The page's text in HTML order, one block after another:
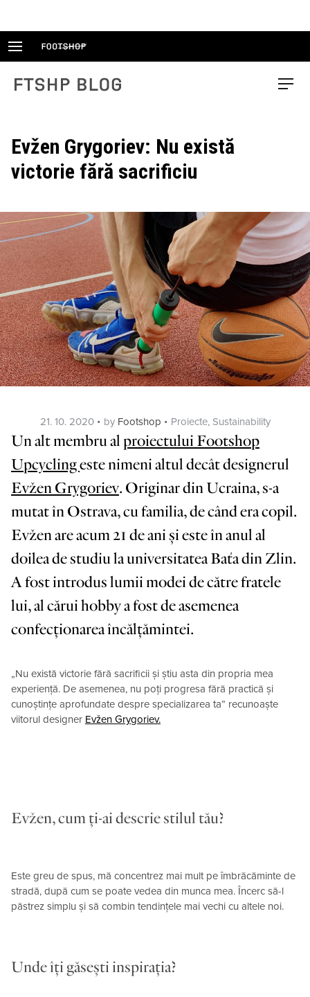
FTSHP blog Menu
Evžen Grygoriev: Nu există
victorie fără sacrificiu
Posted
on
21. 10. 2020 by Footshop Categories
Proiecte, Sustainability
Un alt membru al proiectului Footshop
Upcyclingeste nimeni altul decât designerul
Evžen Grygoriev. Originar din Ucraina, s-a
mutat în Ostrava, cu familia, de când era copil.
Evžen are acum 21 de ani și este în anul al
doilea de studiu la universitatea Baťa din Zlin.
A fost introdus lumii modei de către fratele
lui, al cărui hobby a fost de asemenea
confecționarea încălțămintei.
„Nu există victorie fără sacrificii și știu asta din propria mea
experiență. De asemenea, nu poți progresa fără practică și
cunoștințe aprofundate despre specializarea ta” recunoaște
viitorul designer Evžen Grygoriev.
Evžen, cum ți-ai descrie stilul tău?
Este greu de spus, mă concentrez mai mult pe îmbrăcăminte de
stradă, după cum se poate vedea din munca mea. Încerc să-l
păstrez simplu și să combin tendințele mai vechi cu altele noi.
Unde îți găsești inspirația?